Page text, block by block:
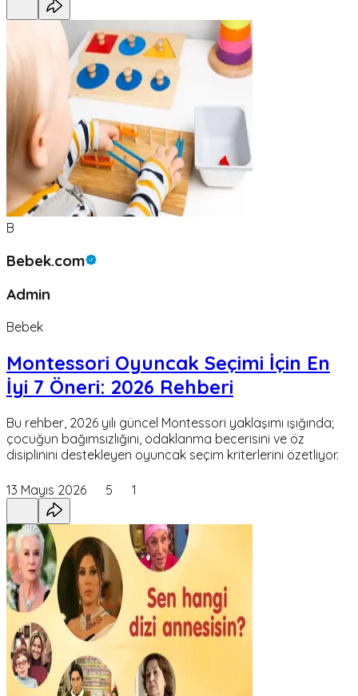
B
Bebek.com
Admin
Bebek
Montessori Oyuncak Seçimi İçin En
İyi 7 Öneri: 2026 Rehberi
Bu rehber, 2026 yılı güncel Montessori yaklaşımı ışığında;
çocuğun bağımsızlığını, odaklanma becerisini ve öz
disiplinini destekleyen oyuncak seçim kriterlerini özetliyor.
13 Mayıs 2026 5 1